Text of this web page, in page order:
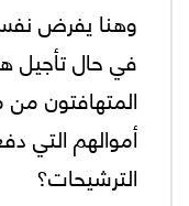
وهنا يفرض
في حال تأجيل
المتهافتون من
أموالهم التي
الترشيحات؟